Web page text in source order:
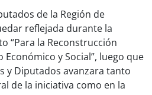
de la Región de
reflejada durante la
“Para la Reconstrucción
y Social”, luego que
y Diputados avanzara tanto
de la iniciativa como en la